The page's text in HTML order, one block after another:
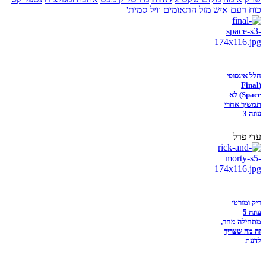
כוח רעם איש מזל התאומים וויל סמית'
חלל אינסופי
(Final
Space) לא
תמשיך אחרי
עונה 3
עדי פרל
ריק ומורטי
עונה 5
מתחילה מחר,
זה מה שצריך
לדעת